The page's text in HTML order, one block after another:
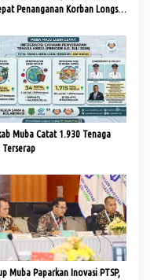
Penanganan Korban Longsor
Muba Catat 1.930 Tenaga
Muba Paparkan Inovasi PTSP,